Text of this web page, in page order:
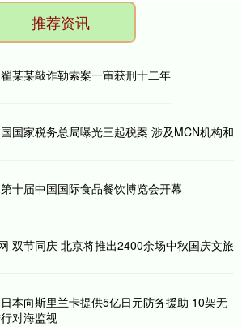
推荐资讯
某某敲诈勒索案一审获刑十二年
国家税务总局曝光三起税案 涉及MCN机构和
十届中国国际食品餐饮博览会开幕
双节同庆 北京将推出2400余场中秋国庆文旅
本向斯里兰卡提供5亿日元防务援助 10架无
对海监视